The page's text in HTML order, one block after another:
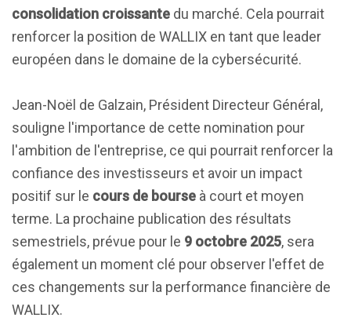
consolidation croissante du marché. Cela pourrait
renforcer la position de WALLIX en tant que leader
européen dans le domaine de la cybersécurité.
Jean-Noël de Galzain, Président Directeur Général,
souligne l'importance de cette nomination pour
l'ambition de l'entreprise, ce qui pourrait renforcer la
confiance des investisseurs et avoir un impact
positif sur le cours de bourse à court et moyen
terme. La prochaine publication des résultats
semestriels, prévue pour le 9 octobre 2025, sera
également un moment clé pour observer l'effet de
ces changements sur la performance financière de
WALLIX.